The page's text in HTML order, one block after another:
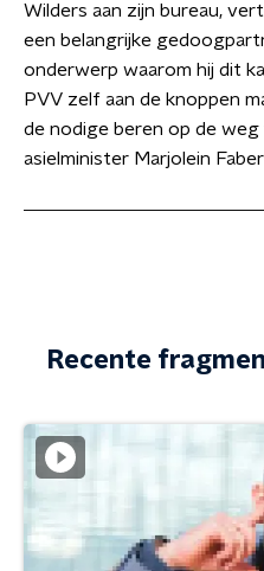
Wilders aan zijn bureau,
een belangrijke
onderwerp waarom hij dit
PVV zelf aan de knoppen
de nodige beren op de
asielminister Marjolein
Recente